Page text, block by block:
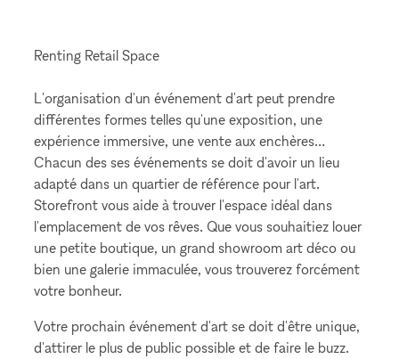
Renting Retail Space
L'organisation d'un événement d'art peut prendre
différentes formes telles qu'une exposition, une
expérience immersive, une vente aux enchères…
Chacun des ses événements se doit d'avoir un lieu
adapté dans un quartier de référence pour l'art.
Storefront vous aide à trouver l'espace idéal dans
l'emplacement de vos rêves. Que vous souhaitiez louer
une petite boutique, un grand showroom art déco ou
bien une galerie immaculée, vous trouverez forcément
votre bonheur.
Votre prochain événement d'art se doit d'être unique,
d'attirer le plus de public possible et de faire le buzz.